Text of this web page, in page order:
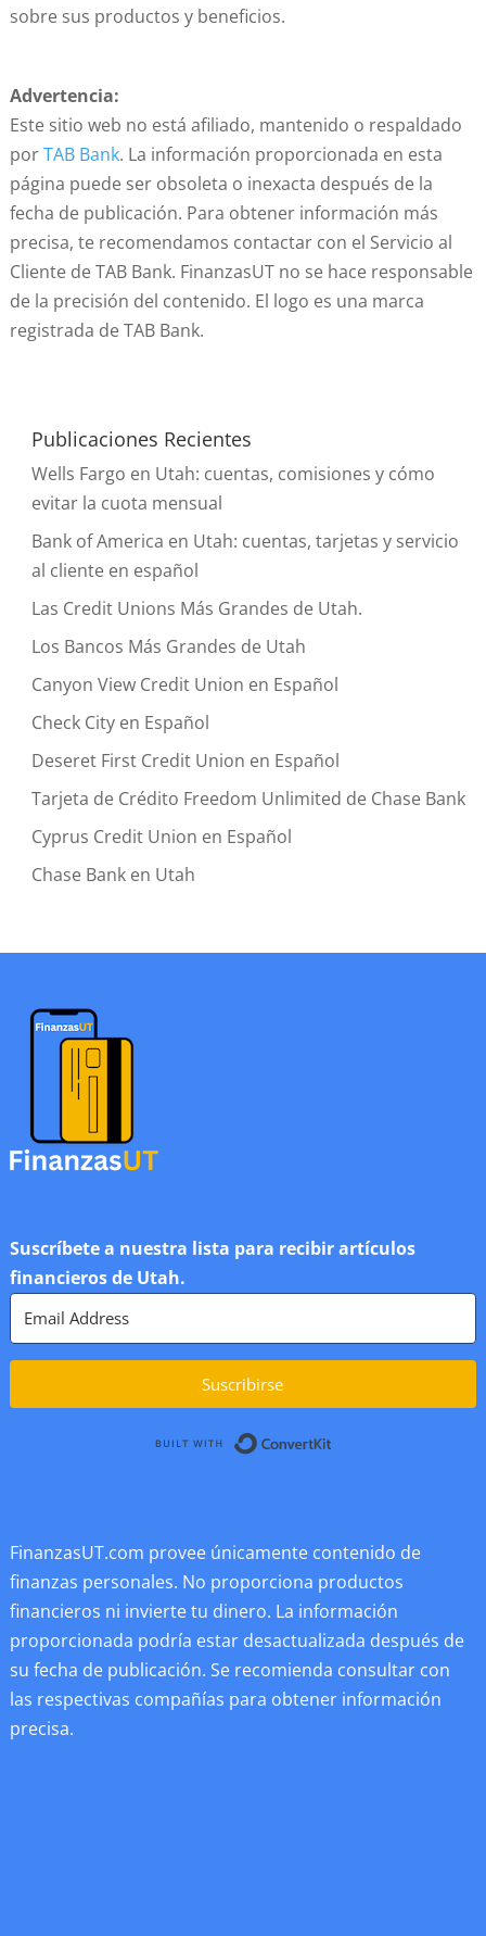
sobre sus productos y beneficios.
Advertencia:
Este sitio web no está afiliado, mantenido o respaldado
porTAB Bank. La información proporcionada en esta
página puede ser obsoleta o inexacta después de la
fecha de publicación. Para obtener información más
precisa, te recomendamos contactar con el Servicio al
Cliente de TAB Bank. FinanzasUT no se hace responsable
de la precisión del contenido. El logo es una marca
registrada de TAB Bank.
Publicaciones Recientes
Wells Fargo en Utah: cuentas, comisiones y cómo
evitar la cuota mensual
Bank of America en Utah: cuentas, tarjetas y servicio
al cliente en español
Las Credit Unions Más Grandes de Utah.
Los Bancos Más Grandes de Utah
Canyon View Credit Union en Español
Check City en Español
Deseret First Credit Union en Español
Tarjeta de Crédito Freedom Unlimited de Chase Bank
Cyprus Credit Union en Español
Chase Bank en Utah
Suscríbete a nuestra lista para recibir artículos
financieros de Utah.
Suscribirse
FinanzasUT.com provee únicamente contenido de
finanzas personales. No proporciona productos
financieros ni invierte tu dinero. La información
proporcionada podría estar desactualizada después de
su fecha de publicación. Se recomienda consultar con
las respectivas compañías para obtener información
precisa.